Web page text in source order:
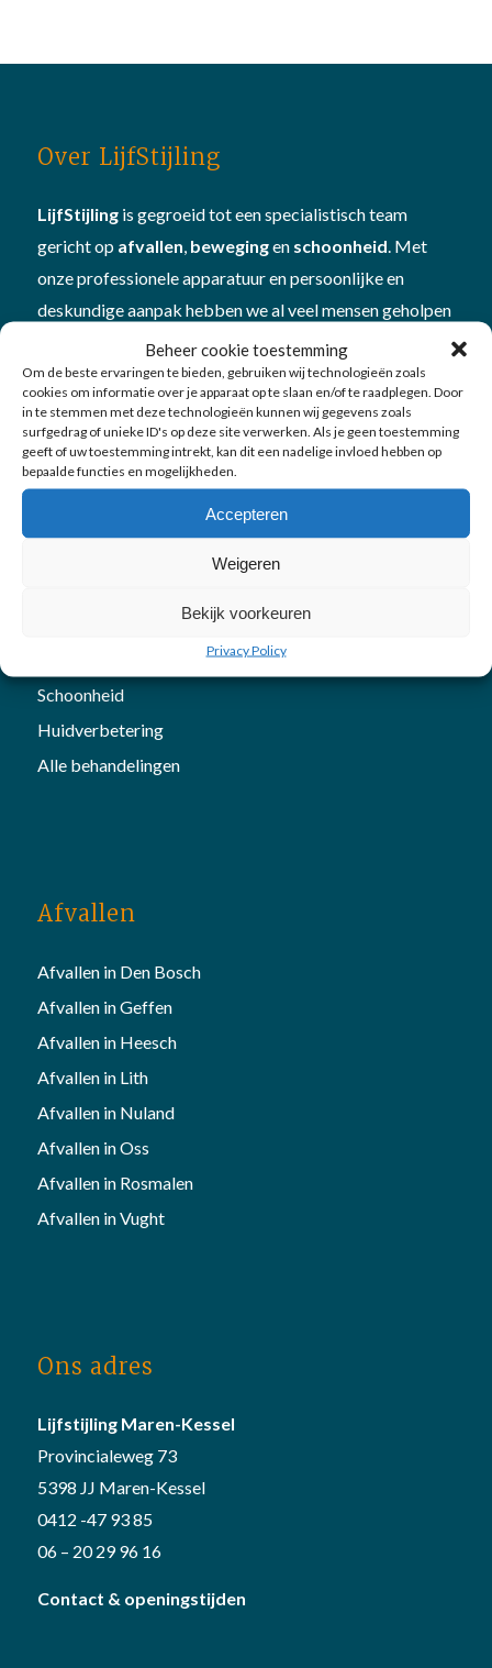
Beheer cookie toestemming
Om de beste ervaringen te bieden, gebruiken wij technologieën zoals
cookies om informatie over je apparaat op te slaan en/of te raadplegen. Door
in te stemmen met deze technologieën kunnen wij gegevens zoals
surfgedrag of unieke ID's op deze site verwerken. Als je geen toestemming
geeft of uw toestemming intrekt, kan dit een nadelige invloed hebben op
bepaalde functies en mogelijkheden.
Accepteren
Weigeren
Bekijk voorkeuren
Privacy Policy
Over LijfStijling
LijfStijlingis gegroeid tot een specialistisch team
gericht op afvallen bewegingen schoonheid . Met
onze professionele apparatuur en persoonlijke en
deskundige aanpak hebben we al veel mensen geholpen
om beter in hun vel te komen én te blijven. Plan
eenvitamine- en mineralencheckbij ons om te kijken
hoe je in
balans bent
Schoonheid
Huidverbetering
Alle behandelingen
Afvallen
Afvallen in Den Bosch
Afvallen in Geffen
Afvallen in Heesch
Afvallen in Lith
Afvallen in Nuland
Afvallen in Oss
Afvallen in Rosmalen
Afvallen in Vught
Ons adres
Lijfstijling Maren-Kessel
Provincialeweg 73
5398 JJ Maren-Kessel
0412 -47 93 85
06 – 20 29 96 16
Contact & openingstijden